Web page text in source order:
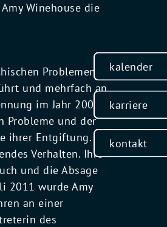
kalender
karriere
kontakt
Winehouse die
Problemen und
und mehrfach an
im Jahr 2008
Probleme und der
Entgiftung. Sie
Verhalten. Ihre
und die Absage
2011 wurde Amy
an einer
des